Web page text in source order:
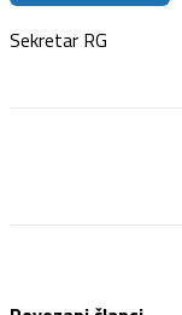
Sekretar RG